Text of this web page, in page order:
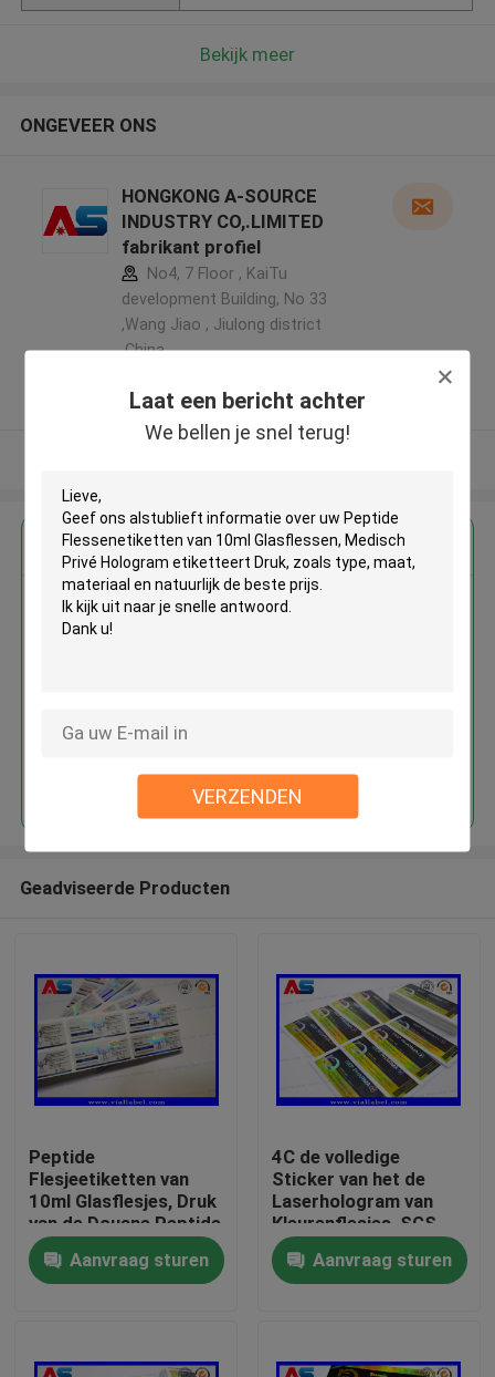
Laat een bericht achter
We bellen je snel terug!
VERZENDEN
Huis
Ongeveer ons
Bekijk meer
ONGEVEER ONS
HONGKONG A-SOURCE
INDUSTRY CO,.LIMITED
fabrikant profiel
No4, 7 Floor , KaiTu
development Building, No 33
,Wang Jiao , Jiulong district
,China
Geverifieerde Leverancier
Krijg de beste prijs voor
Peptide Flessenetiketten van
Doorgaan
Geadviseerde Producten
Peptide
Flesjeetiketten van
10ml Glasflesjes, Druk
van de Douane Peptide
Sticker
Aanvraag sturen
4C de volledige
Sticker van het de
Laserhologram van
Kleurenflesjes, SGS
die Flessenetiketten
drukkenAanvraag sturen